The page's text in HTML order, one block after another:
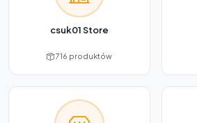
csuk01 Store
716 produktów